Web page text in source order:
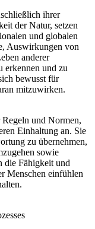
ihrer
der Natur, setzen
und globalen
Auswirkungen von
anderer
erkennen und zu
bewusst für
mitzuwirken.
und Normen,
Einhaltung an. Sie
zu übernehmen,
sowie
die Fähigkeit und
Menschen einfühlen